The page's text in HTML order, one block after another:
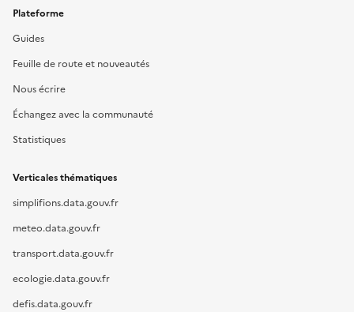
Plateforme
Guides
Feuille de route et nouveautés
Nous écrire
Échangez avec la communauté
Statistiques
Verticales thématiques
simplifions.data.gouv.fr
meteo.data.gouv.fr
transport.data.gouv.fr
ecologie.data.gouv.fr
defis.data.gouv.fr